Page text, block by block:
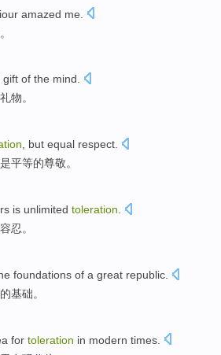
amazed me
。
gift of the mind.
礼物。
but equal respect
平等的尊敬。
is unlimited toleration
容忍。
foundations of a great republic
的基础。
for toleration in modern times